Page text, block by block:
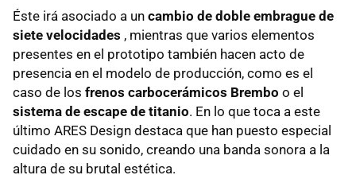
Éste irá asociado a un cambio de doble embrague de
siete velocidades , mientras que varios elementos
presentes en el prototipo también hacen acto de
presencia en el modelo de producción, como es el
caso de los frenos carbocerámicos Brembo o el
sistema de escape de titanio. En lo que toca a este
último ARES Design destaca que han puesto especial
cuidado en su sonido, creando una banda sonora a la
altura de su brutal estética.